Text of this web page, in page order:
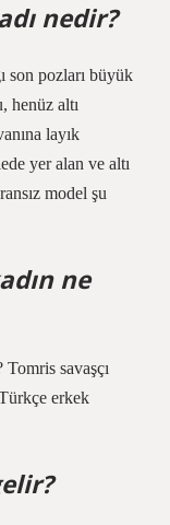
nedir?
son pozları büyük
henüz altı
layık
yer alan ve altı
model şu
ne
savaşçı
erkek